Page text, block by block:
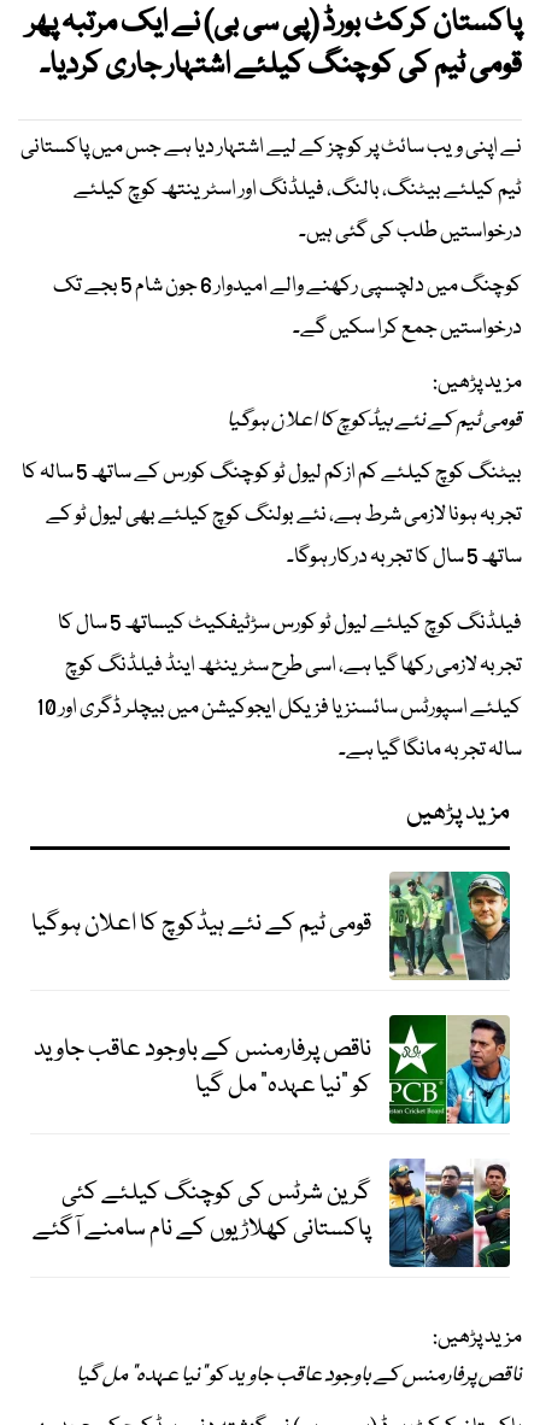
پاکستان کرکٹ بورڈ (پی سی بی) نے ایک مرتبہ پھر
قومی ٹیم کی کوچنگ کیلئے اشتہار جاری کردیا۔
نے اپنی ویب سائٹ پر کوچز کے لیے اشتہار دیا ہے جس میں پاکستانی
ٹیم کیلئے بیٹنگ، بالنگ، فیلڈنگ اور اسٹرینتھ کوچ کیلئے
درخواستیں طلب کی گئی ہیں۔
کوچنگ میں دلچسپی رکھنے والے امیدوار 6 جون شام 5 بجے تک
درخواستیں جمع کرا سکیں گے۔
مزید پڑھیں:
قومی ٹیم کے نئے ہیڈکوچ کا اعلان ہوگیا
بیٹنگ کوچ کیلئے کم ازکم لیول ٹو کوچنگ کورس کے ساتھ 5 سالہ کا
تجربہ ہونا لازمی شرط ہے، نئے بولنگ کوچ کیلئے بھی لیول ٹو کے
ساتھ 5 سال کا تجربہ درکار ہوگا۔
فیلڈنگ کوچ کیلئے لیول ٹو کورس سڑٹیفکیٹ کیساتھ 5 سال کا
تجربہ لازمی رکھا گیا ہے، اسی طرح سٹرینٹھ اینڈ فیلڈنگ کوچ
کیلئے اسپورٹس سائسنز یا فزیکل ایجوکیشن میں بیچلر ڈگری اور 10
سالہ تجربہ مانگا گیا ہے۔
مزید پڑھیں
قومی ٹیم کے نئے ہیڈکوچ کا اعلان ہوگیا
ناقص پرفارمنس کے باوجود عاقب جاوید
کو "نیا عہدہ" مل گیا
گرین شرٹس کی کوچنگ کیلئے کئی
پاکستانی کھلاڑیوں کے نام سامنے آگئے
مزید پڑھیں:
ناقص پرفارمنس کے باوجود عاقب جاوید کو "نیا عہدہ" مل گیا